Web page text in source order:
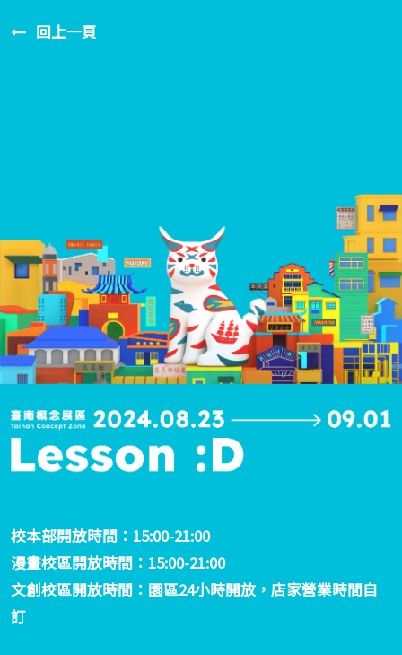
回上一頁
校本部開放時間：15:00-21:00
漫畫校區開放時間：15:00-21:00
文創校區開放時間：園區24小時開放，店家營業時間自
訂